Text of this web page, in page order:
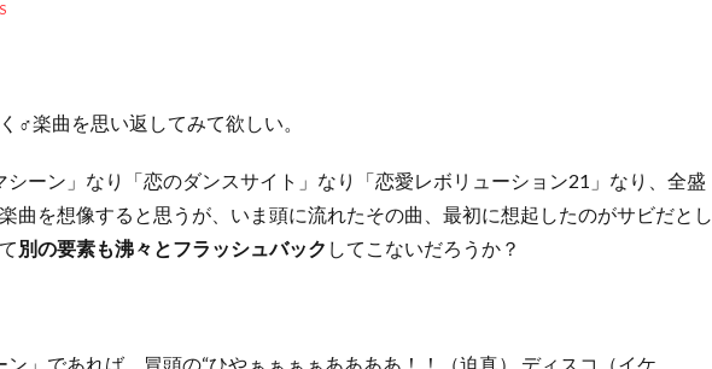
♂楽曲を思い返してみて欲しい。
シーン」なり「恋のダンスサイト」なり「恋愛レボリューション21」なり、全盛
曲を想像すると思うが、いま頭に流れたその曲、最初に想起したのがサビだとし
別の要素も沸々とフラッシュバック してこないだろうか？
ン」であれば、冒頭の“ひやぁぁぁぁああああ！！（迫真） ディスコ（イケ